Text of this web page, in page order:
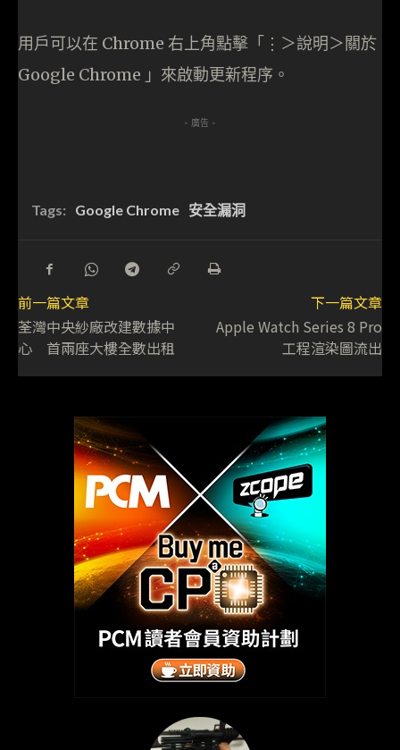
用戶可以在 Chrome 右上角點擊「⋮＞說明＞關於
Google Chrome 」來啟動更新程序。
- 廣告 -
Tags: Google Chrome 安全漏洞
前一篇文章
荃灣中央紗廠改建數據中
心 首兩座大樓全數出租
下一篇文章
Apple Watch Series 8 Pro
工程渲染圖流出